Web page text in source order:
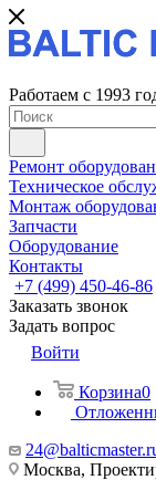
Работаем с 1993
Ремонт
Техническое
Монтаж
Запчасти
Оборудование
Контакты
+7 (499) 450-46-86
Заказать звонок
Задать вопрос
Войти
Корзина0
Москва,